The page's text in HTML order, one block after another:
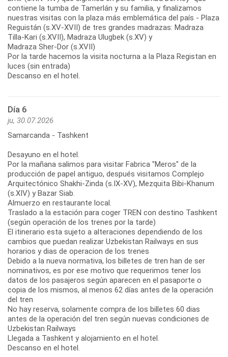
contiene la tumba de Tamerlán y su familia, y finalizamos
nuestras visitas con la plaza más emblemática del país - Plaza
Reguistán (s.XV-XVII) de tres grandes madrazas: Madraza
Tilla-Kari (s.XVII), Madraza Ulugbek (s.XV) y
Madraza Sher-Dor (s.XVII)
Por la tarde hacemos la visita nocturna a la Plaza Registan en
luces (sin entrada)
Descanso en el hotel.
Día 6
ju, 30.07.2026
Samarcanda - Tashkent
Desayuno en el hotel.
Por la mañana salimos para visitar Fabrica "Meros" de la
producción de papel antiguo, después visitamos Complejo
Arquitectónico Shakhi-Zinda (s.IX-XV), Mezquita Bibi-Khanum
(s.XIV) y Bazar Siab.
Almuerzo en restaurante local.
Traslado a la estación para coger TREN con destino Tashkent
(según operación de los trenes por la tarde)
El itinerario esta sujeto a alteraciones dependiendo de los
cambios que puedan realizar Uzbekistan Railways en sus
horarios y dias de operacion de los trenes
Debido a la nueva normativa, los billetes de tren han de ser
nominativos, es por ese motivo que requerimos tener los
datos de los pasajeros según aparecen en el pasaporte o
copia de los mismos, al menos 62 días antes de la operación
del tren
No hay reserva, solamente compra de los billetes 60 dias
antes de la operación del tren según nuevas condiciones de
Uzbekistan Railways
Llegada a Tashkent y alojamiento en el hotel.
Descanso en el hotel.